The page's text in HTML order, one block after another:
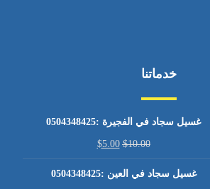
خدماتنا
غسيل سجاد في الفجيرة :0504348425
$10.00
$5.00
غسيل سجاد في العين :0504348425